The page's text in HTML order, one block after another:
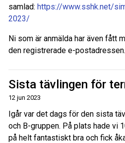
samlad: https://www.sshk.net/
2023/
Ni som är anmälda har även fått
den registrerade e-postadressen.
Sista tävlingen för
12 jun 2023
Igår var det dags för den sista
och B-gruppen. På plats hade vi
på helt fantastiskt bra och fick